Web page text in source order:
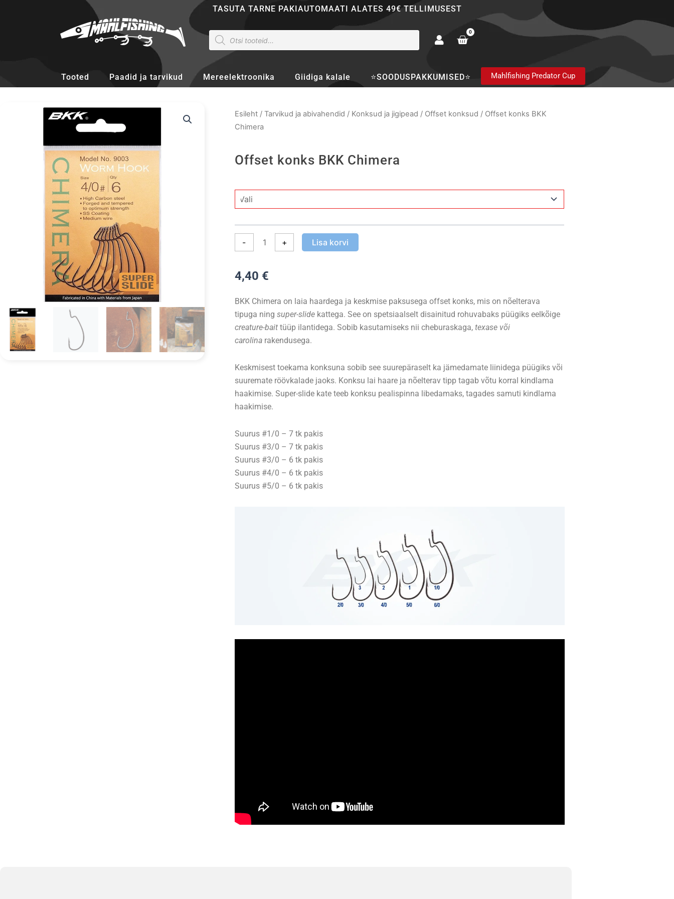
TASUTA TARNE PAKIAUTOMAATI ALATES 49€ TELLIMUSEST
Products
search
0
Cart
Tooted Paadid ja tarvikud Mereelektroonika Giidiga kalale ⭐SOODUSPAKKUMISED⭐ Mahlfishing Predator Cup
Esileht/ Tarvikud ja abivahendid / Konksud ja jigipead / Offset konksud / Offset konks BKK
Chimera
Offset konks BKK Chimera
-
Offset
konks
kogus
+ Lisa korvi
4,40 €
BKK Chimera on laia haardega ja keskmise paksusega offset konks, mis on nõelterava
tipuga ning super-slidekattega. See on spetsiaalselt disainitud rohuvabaks püügiks eelkõige
creature-baittüüp ilantidega. Sobib kasutamiseks nii cheburaskaga, texase või
carolinarakendusega.
Keskmisest toekama konksuna sobib see suurepäraselt ka jämedamate liinidega püügiks või
suuremate röövkalade jaoks. Konksu lai haare ja nõelterav tipp tagab võtu korral kindlama
haakimise. Super-slide kate teeb konksu pealispinna libedamaks, tagades samuti kindlama
haakimise.
Suurus #1/0 – 7 tk pakis
Suurus #3/0 – 7 tk pakis
Suurus #3/0 – 6 tk pakis
Suurus #4/0 – 6 tk pakis
Suurus #5/0 – 6 tk pakis